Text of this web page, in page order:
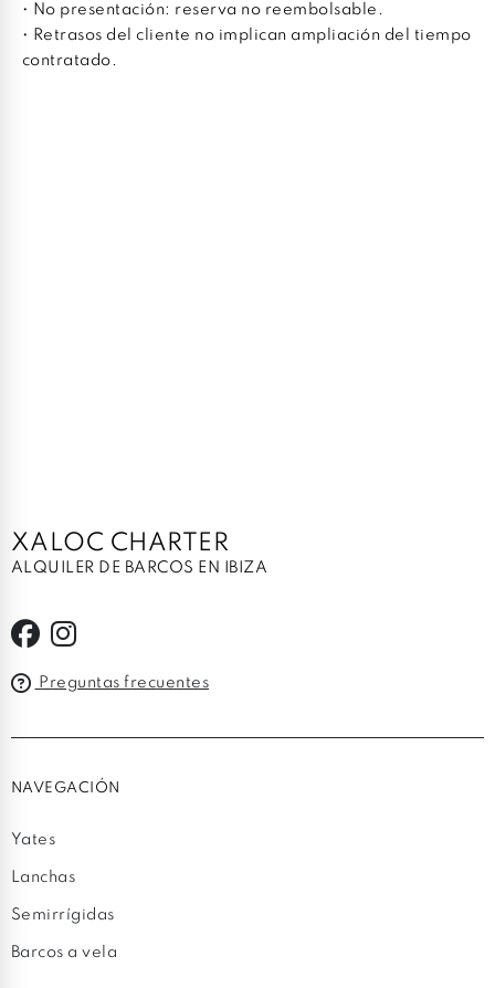
• No presentación: reserva no reembolsable.
• Retrasos del cliente no implican ampliación del tiempo
contratado.
XALOC CHARTER
ALQUILER DE BARCOS EN IBIZA
Preguntas frecuentes
NAVEGACIÓN
Yates
Lanchas
Semirrígidas
Barcos a vela